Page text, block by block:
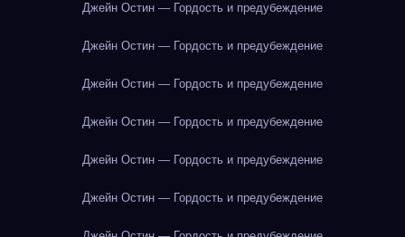
Джейн Остин — Гордость и предубеждение
Джейн Остин — Гордость и предубеждение
Джейн Остин — Гордость и предубеждение
Джейн Остин — Гордость и предубеждение
Джейн Остин — Гордость и предубеждение
Джейн Остин — Гордость и предубеждение